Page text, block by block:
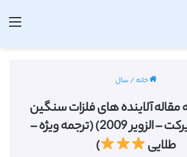
خانه/سال
مقاله آلاینده های فلزات سنگین
(ساینس دایرکت – الزویر 2009) (ترجمه ویژه –
طلایی
)